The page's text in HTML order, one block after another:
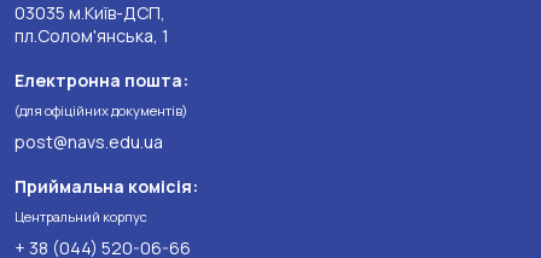
03035 м.Київ-ДСП,
пл.Солом'янська, 1
Електронна пошта:
(для офіційних документів)
post@navs.edu.ua
Приймальна комісія:
Центральний корпус
+ 38 (044) 520-06-66